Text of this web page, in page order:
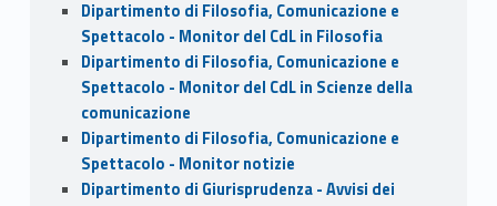
Dipartimento di Filosofia, Comunicazione e
Spettacolo - Monitor del CdL in Filosofia
Dipartimento di Filosofia, Comunicazione e
Spettacolo - Monitor del CdL in Scienze della
comunicazione
Dipartimento di Filosofia, Comunicazione e
Spettacolo - Monitor notizie
Dipartimento di Giurisprudenza - Avvisi dei